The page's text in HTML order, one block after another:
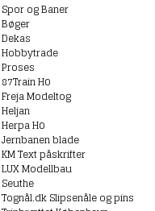
Spor og Baner
Bøger
Dekas
Hobbytrade
Proses
87Train H0
Freja Modeltog
Heljan
Herpa H0
Jernbanen blade
KM Text påskrifter
LUX Modellbau
Seuthe
Tognål.dk Slipsenåle og pins